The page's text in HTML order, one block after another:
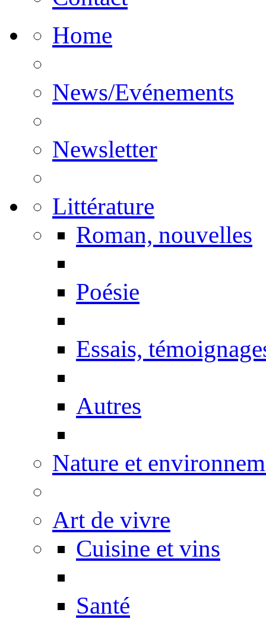
Home
News/Evénements
Newsletter
Littérature
Roman, nouvelles
Poésie
Essais,
Autres
Nature et
Art de vivre
Cuisine et vins
Santé